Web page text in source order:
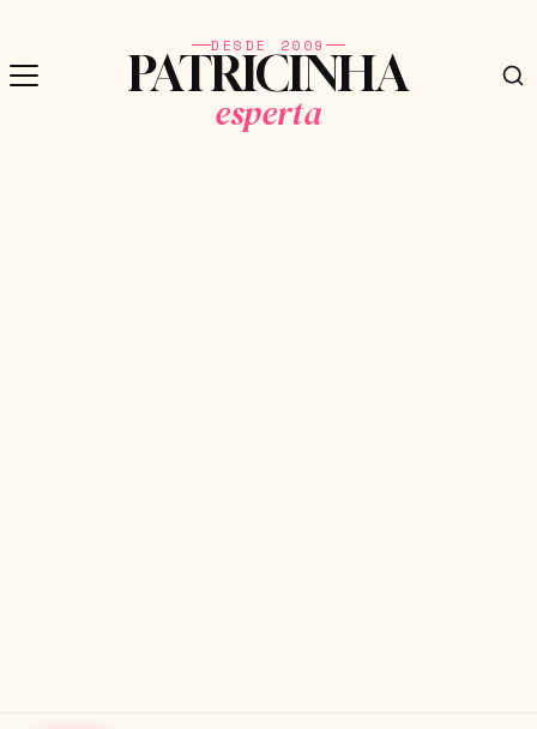
DESDE 2009
PATRICINHA
esperta